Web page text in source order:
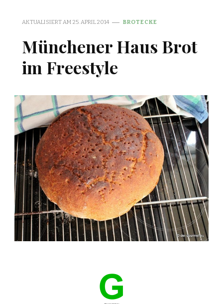
AKTUALISIERT AM 25. APRIL 2014 BROTECKE
Münchener Haus Brot
im Freestyle